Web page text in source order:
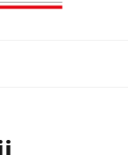
migowego